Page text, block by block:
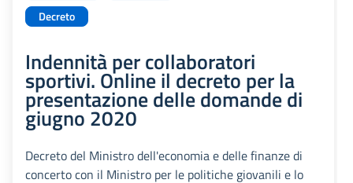
Decreto
Indennità per collaboratori
sportivi. Online il decreto per la
presentazione delle domande di
giugno 2020
Decreto del Ministro dell'economia e delle finanze di
concerto con il Ministro per le politiche giovanili e lo